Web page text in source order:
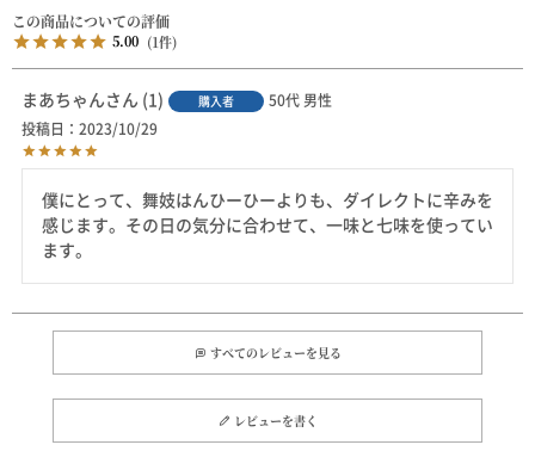
5.00 1
まあちゃん 1 購入者 50代 男性
投稿日
2023/10/29
僕にとって、舞妓はんひーひーよりも、ダイレクトに辛みを
感じます。その日の気分に合わせて、一味と七味を使ってい
ます。
すべてのレビューを見る
レビューを書く